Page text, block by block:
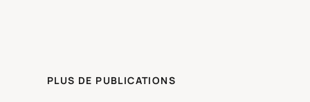
PLUS DE PUBLICATIONS